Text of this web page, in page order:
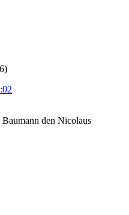
den Nicolaus